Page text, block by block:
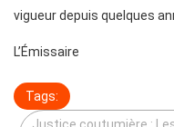
vigueur depuis quelques
L’Émissaire
Tags: